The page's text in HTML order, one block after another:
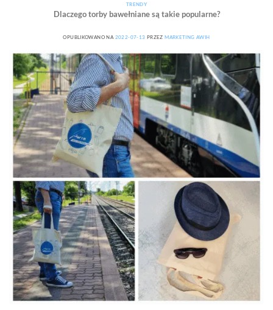
TRENDY
Dlaczego torby bawełniane są takie popularne?
OPUBLIKOWANO NA 2022-07-13 PRZEZMARKETING AWIH